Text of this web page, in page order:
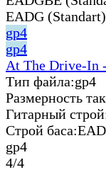
EADG (Standart)
gp4
gp4
At The Drive-In
Тип файла:gp4
Размерность
Гитарный
Строй баса:
gp4
4/4